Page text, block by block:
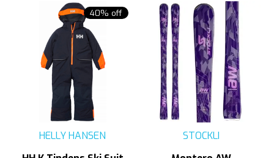
40% off
HELLY HANSEN
STOCKLI